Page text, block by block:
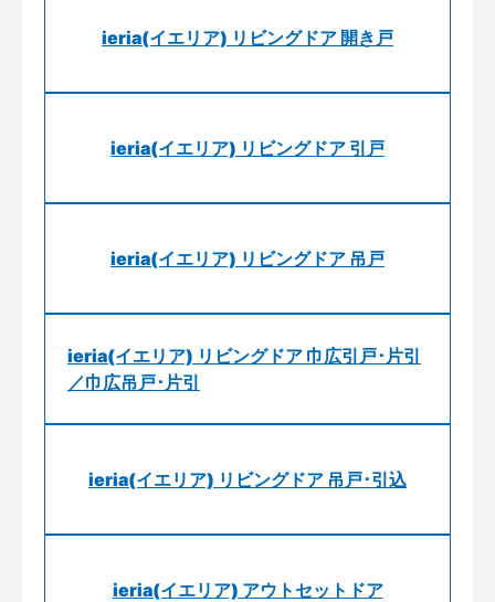
ieria(イエリア) リビングドア 開き戸
ieria(イエリア) リビングドア 引戸
ieria(イエリア) リビングドア 吊戸
ieria(イエリア) リビングドア 巾広引戸･片引
／巾広吊戸･片引
ieria(イエリア) リビングドア 吊戸･引込
ieria(イエリア) アウトセットドア